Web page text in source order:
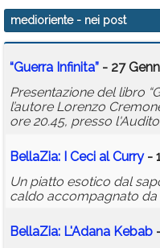
Rubriche
Calendario
Annunci
medioriente- nei post
“Guerra Infinita” - 27
Presentazione del libro
l’autore Lorenzo
ore 20.45, presso
BellaZia: I Ceci al Curry-
Un piatto esotico dal
caldo accompagnato da
BellaZia: L'Adana Kebab